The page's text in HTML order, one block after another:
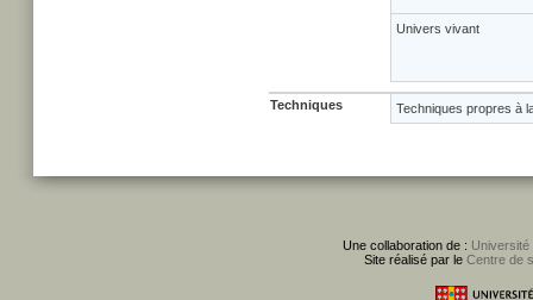
Univers vivant
Techniques Techniques propres à
Une collaboration de : Université
Site réalisé par le Centre de